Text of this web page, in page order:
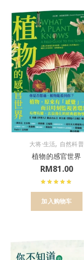
大将·生活, 自然科普
植物的感官世界
RM81.00
加入购物车